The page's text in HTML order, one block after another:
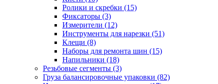
Ролики и скребки (15)
Фиксаторы (3)
Измерители (12)
Инструменты для нарезки (51)
Клещи (8)
Наборы для ремонта шин (15)
Напильники (18)
Резьбовые сегменты (3)
Груза балансировочные упаковки (82)